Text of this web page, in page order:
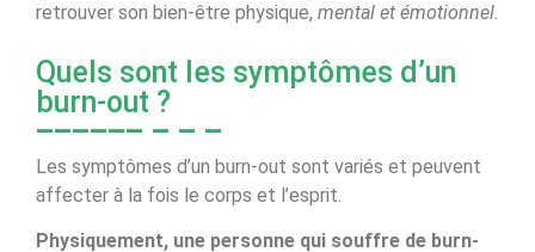
retrouver son bien-être physique, mental et émotionnel.
Quels sont les symptômes d’un
burn-out ?
Les symptômes d’un burn-out sont variés et peuvent
affecter à la fois le corps et l’esprit.
Physiquement, une personne qui souffre de burn-